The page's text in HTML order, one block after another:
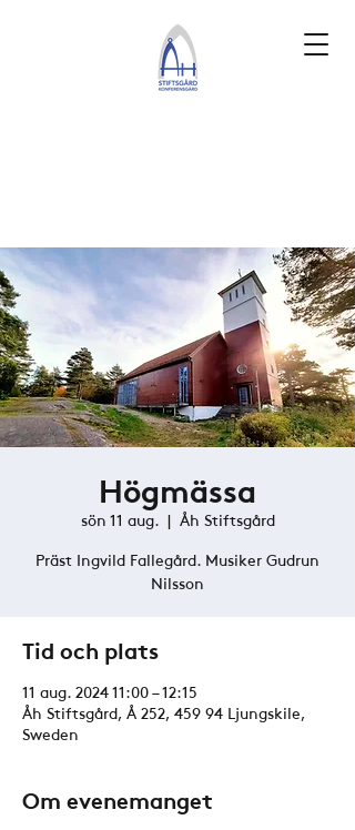
Högmässa
sön 11 aug.
  |
Åh Stiftsgård
Präst Ingvild Fallegård. Musiker Gudrun
Nilsson
Tid och plats
11 aug. 2024 11:00 – 12:15
Åh Stiftsgård, Å 252, 459 94 Ljungskile,
Sweden
Om evenemanget